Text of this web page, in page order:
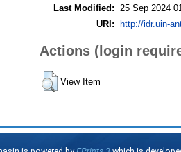
Last Modified:
25 Sep 2024
URI: http://idr.uin-
Actions (login
View Item